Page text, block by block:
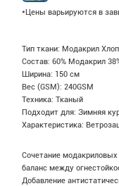
*Цены варьируются в
Тип ткани: Модакрил
Состав: 60% Модакрил
Ширина: 150 см
Вес (GSM): 240GSM
Техника: Тканый
Подходит для: Зимняя
Характеристика:
Сочетание модакриловых
баланс между
Добавление